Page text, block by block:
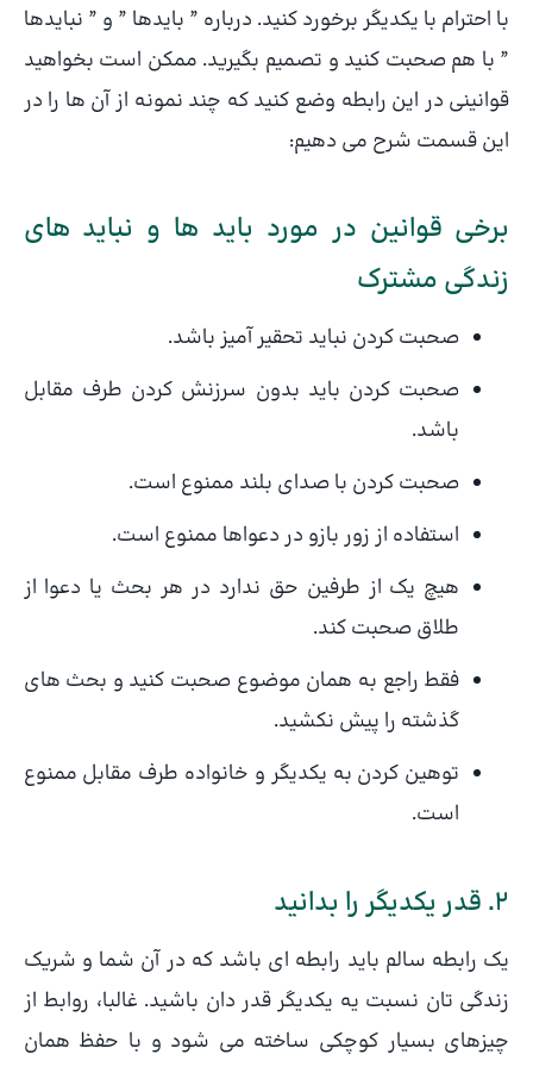
با احترام با یکدیگر برخورد کنید. درباره ” بایدها ” و ” نبایدها
” با هم صحبت کنید و تصمیم بگیرید. ممکن است بخواهید
قوانینی در این رابطه وضع کنید که چند نمونه از آن ها را در
این قسمت شرح می دهیم:
برخی قوانین در مورد باید ها و نباید های
زندگی مشترک
صحبت کردن نباید تحقیر آمیز باشد.
صحبت کردن باید بدون سرزنش کردن طرف مقابل
باشد.
صحبت کردن با صدای بلند ممنوع است.
استفاده از زور بازو در دعواها ممنوع است.
هیچ یک از طرفین حق ندارد در هر بحث یا دعوا از
طلاق صحبت کند.
فقط راجع به همان موضوع صحبت کنید و بحث های
گذشته را پیش نکشید.
توهین کردن به یکدیگر و خانواده طرف مقابل ممنوع
است.
2. قدر یکدیگر را بدانید
یک رابطه سالم باید رابطه ای باشد که در آن شما و شریک
زندگی تان نسبت یه یکدیگر قدر دان باشید. غالبا، روابط از
چیزهای بسیار کوچکی ساخته می شود و با حفظ همان